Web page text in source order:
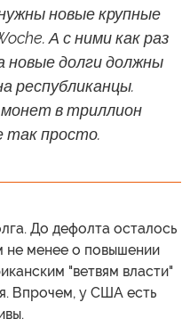
новые крупные
А с ними как раз
новые долги должны
республиканцы.
в триллион
так просто.
До дефолта осталось
не менее о повышении
"ветвям власти"
Впрочем, у США есть